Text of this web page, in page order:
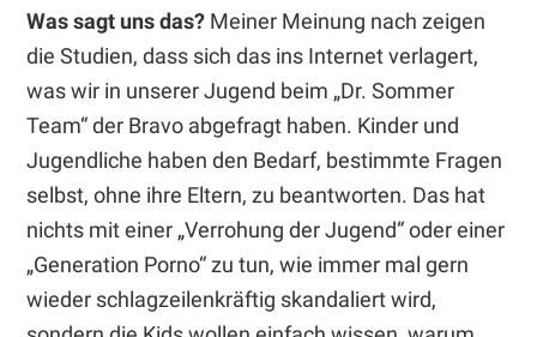
Was sagt uns das? Meiner Meinung nach zeigen
die Studien, dass sich das ins Internet verlagert,
was wir in unserer Jugend beim „Dr. Sommer
Team“ der Bravo abgefragt haben. Kinder und
Jugendliche haben den Bedarf, bestimmte Fragen
selbst, ohne ihre Eltern, zu beantworten. Das hat
nichts mit einer „Verrohung der Jugend“ oder einer
„Generation Porno“ zu tun, wie immer mal gern
wieder schlagzeilenkräftig skandaliert wird,